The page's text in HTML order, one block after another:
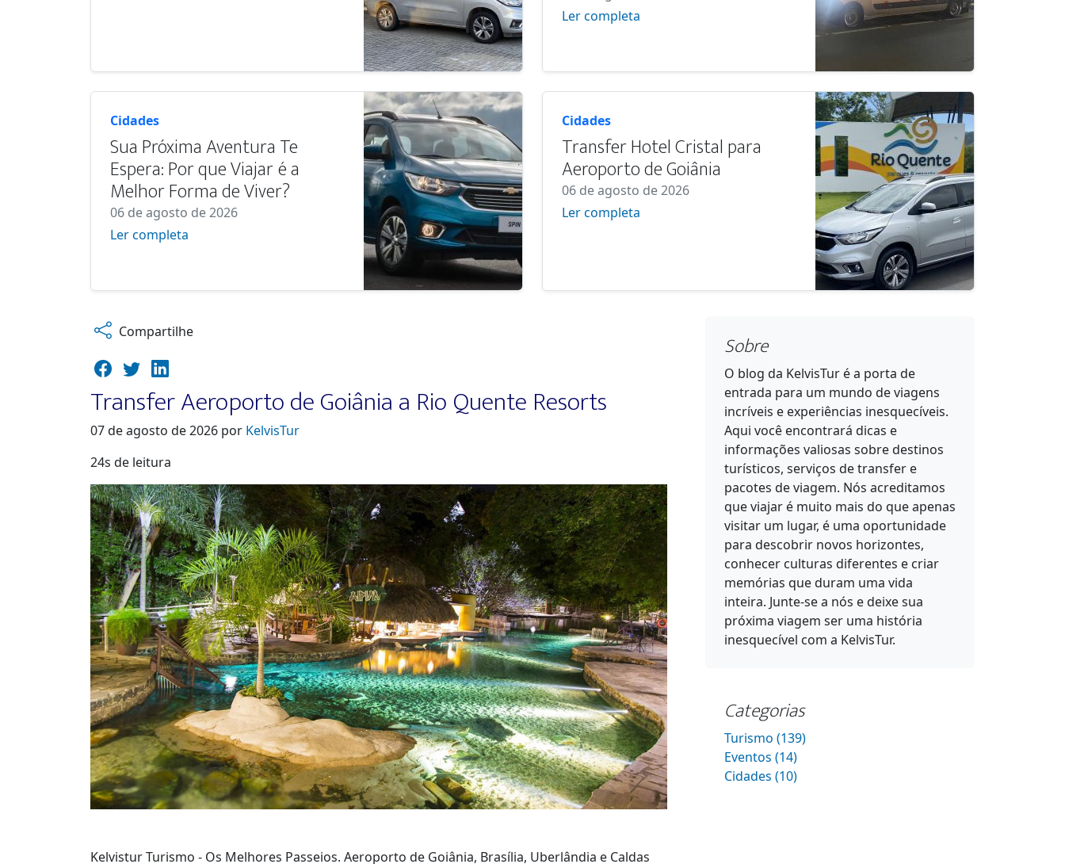
Ler completa
Cidades
Sua Próxima Aventura Te
Espera: Por que Viajar é a
Melhor Forma de Viver?
06 de agosto de 2026
Ler completa
Cidades
Transfer Hotel Cristal para
Aeroporto de Goiânia
06 de agosto de 2026
Ler completa
Compartilhe
Transfer Aeroporto de Goiânia a Rio Quente Resorts
07 de agosto de 2026 por KelvisTur
24s de leitura
Kelvistur Turismo - Os Melhores Passeios. Aeroporto de Goiânia, Brasília, Uberlândia e Caldas
Sobre
O blog da KelvisTur é a porta de
entrada para um mundo de viagens
incríveis e experiências inesquecíveis.
Aqui você encontrará dicas e
informações valiosas sobre destinos
turísticos, serviços de transfer e
pacotes de viagem. Nós acreditamos
que viajar é muito mais do que apenas
visitar um lugar, é uma oportunidade
para descobrir novos horizontes,
conhecer culturas diferentes e criar
memórias que duram uma vida
inteira. Junte-se a nós e deixe sua
próxima viagem ser uma história
inesquecível com a KelvisTur.
Categorias
Turismo (139)
Eventos (14)
Cidades (10)